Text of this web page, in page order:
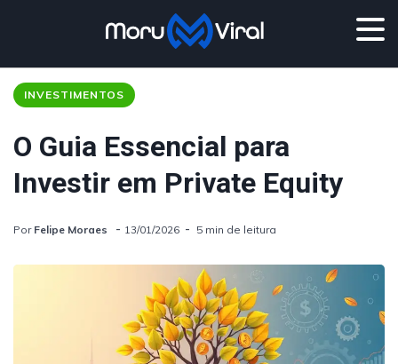
INVESTIMENTOS
O Guia Essencial para
Investir em Private Equity
Por Felipe Moraes 13/01/2026 5 min de leitura